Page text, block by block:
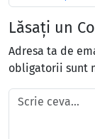
Lăsați un
Adresa ta de
obligatorii sunt